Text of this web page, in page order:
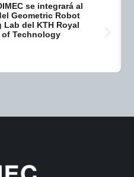
se integrará al
Geometric Robot
Lab del KTH Royal
Technology